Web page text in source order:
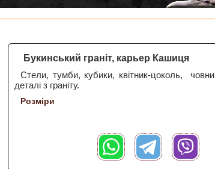
Букинський граніт, карьер Кашиця
Стели, тумби, кубики, квітник-цоколь, човни
деталі з граніту.
Розміри